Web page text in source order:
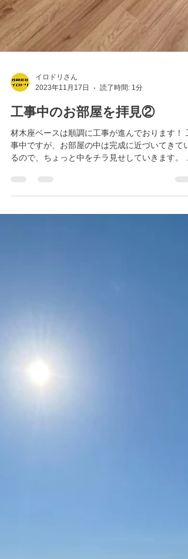
2023年11月17日
読了時間: 1分
工事中のお部屋を拝見②
材木座ベースは順調に工事が進んでおります！
事中ですが、お部屋の中は完成に近づいてきてい
てありますが、、...